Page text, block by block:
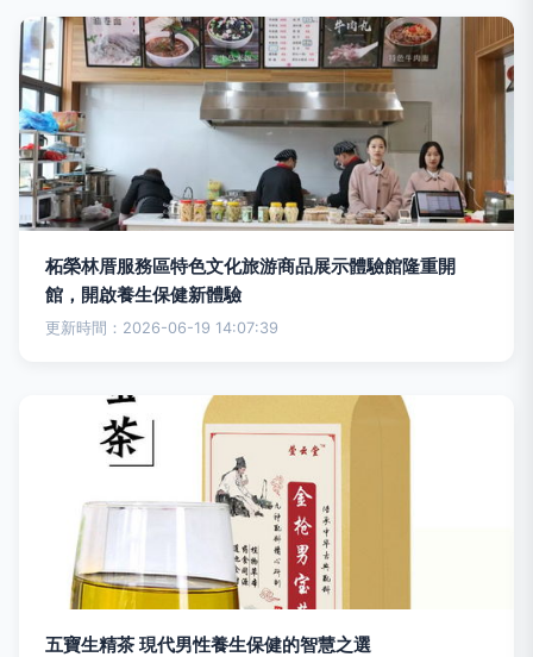
柘榮林厝服務區特色文化旅游商品展示體驗館隆重開
館，開啟養生保健新體驗
更新時間：2026-06-19 14:07:39
五寶生精茶 現代男性養生保健的智慧之選